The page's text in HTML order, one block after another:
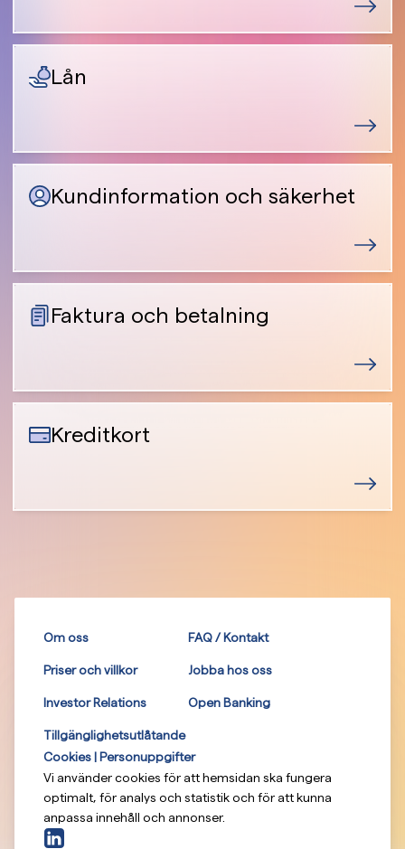
Lån
Kundinformation och säkerhet
Faktura och betalning
Kreditkort
Om oss FAQ / Kontakt
Priser och villkor Jobba hos oss
Investor Relations Open Banking
Tillgänglighetsutlåtande
Cookies | Personuppgifter
Vi använder cookies för att hemsidan ska fungera
optimalt, för analys och statistik och för att kunna
anpassa innehåll och annonser.